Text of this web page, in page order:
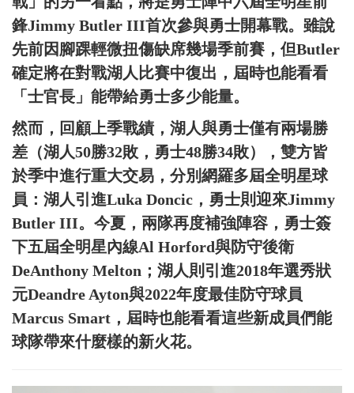
鋒Jimmy Butler III首次參與勇士開幕戰。雖說
先前因腳踝輕微扭傷缺席幾場季前賽，但Butler
確定將在對戰湖人比賽中復出，屆時也能看看
「士官長」能帶給勇士多少能量。
然而，回顧上季戰績，湖人與勇士僅有兩場勝
差（湖人50勝32敗，勇士48勝34敗），雙方皆
於季中進行重大交易，分別網羅多屆全明星球
員：湖人引進Luka Doncic，勇士則迎來Jimmy
Butler III。今夏，兩隊再度補強陣容，勇士簽
下五屆全明星內線Al Horford與防守後衛
DeAnthony Melton；湖人則引進2018年選秀狀
元Deandre Ayton與2022年度最佳防守球員
Marcus Smart，屆時也能看看這些新成員們能
球隊帶來什麼樣的新火花。